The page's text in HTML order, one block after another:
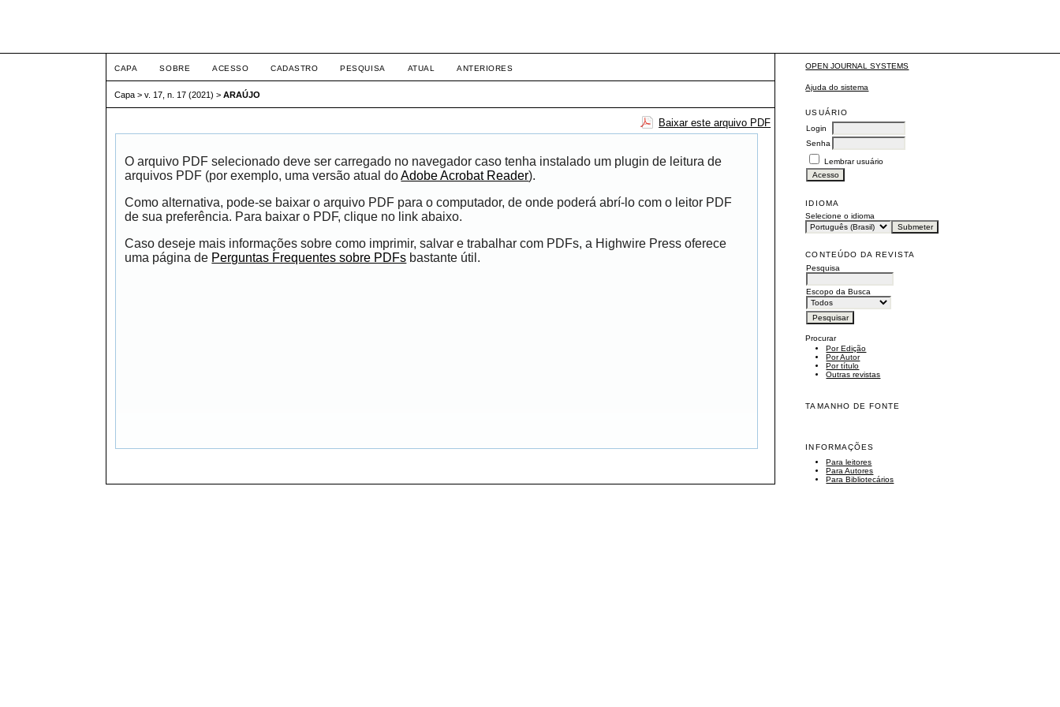
OPEN JOURNAL SYSTEMS
Ajuda do sistema
USUÁRIO
Login
Senha
Lembrar usuário
IDIOMA
Selecione o idioma
CONTEÚDO DA REVISTA
Pesquisa
Escopo da Busca
Procurar
Por Edição
Por Autor
Por título
Outras revistas
TAMANHO DE FONTE
INFORMAÇÕES
Para leitores
Para Autores
Para Bibliotecários
CAPA SOBRE ACESSO CADASTRO PESQUISA ATUAL ANTERIORES
Capa >v. 17, n. 17 (2021) >ARAÚJO
Baixar este arquivo PDF
O arquivo PDF selecionado deve ser carregado no navegador caso tenha instalado um plugin de leitura de
arquivos PDF (por exemplo, uma versão atual doAdobe Acrobat Reader).
Como alternativa, pode-se baixar o arquivo PDF para o computador, de onde poderá abrí-lo com o leitor PDF
de sua preferência. Para baixar o PDF, clique no link abaixo.
Caso deseje mais informações sobre como imprimir, salvar e trabalhar com PDFs, a Highwire Press oferece
uma página de Perguntas Frequentes sobre PDFs bastante útil.